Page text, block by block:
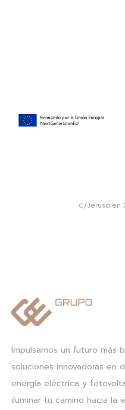
C/Jerusalen
Impulsamos un futuro más
soluciones innovadoras en
energía eléctrica y
iluminar tu camino hacia la